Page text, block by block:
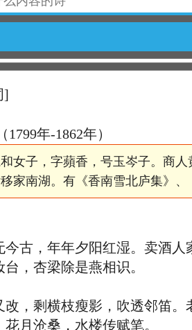
]
年-1862年）
女子，字蘋香，号玉岑子。商
家南湖。有《香南雪北庐集》、
，年年夕阳红湿。卖酒人
，杏梁除是燕相识。
剩横枝瘦影，吹透邻笛。
月沧桑，水楼传赋笔。